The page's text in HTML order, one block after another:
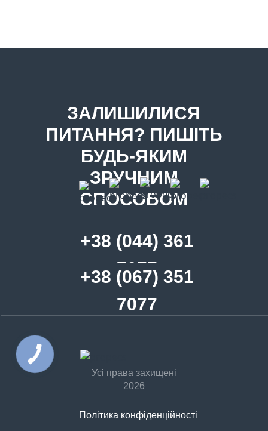
ЗАЛИШИЛИСЯ
ПИТАННЯ? ПИШІТЬ
БУДЬ-ЯКИМ
ЗРУЧНИМ
СПОСОБОМ
+38 (044) 361
7077
+38 (067) 351
7077
Усі права захищені
2026
Політика конфіденційності